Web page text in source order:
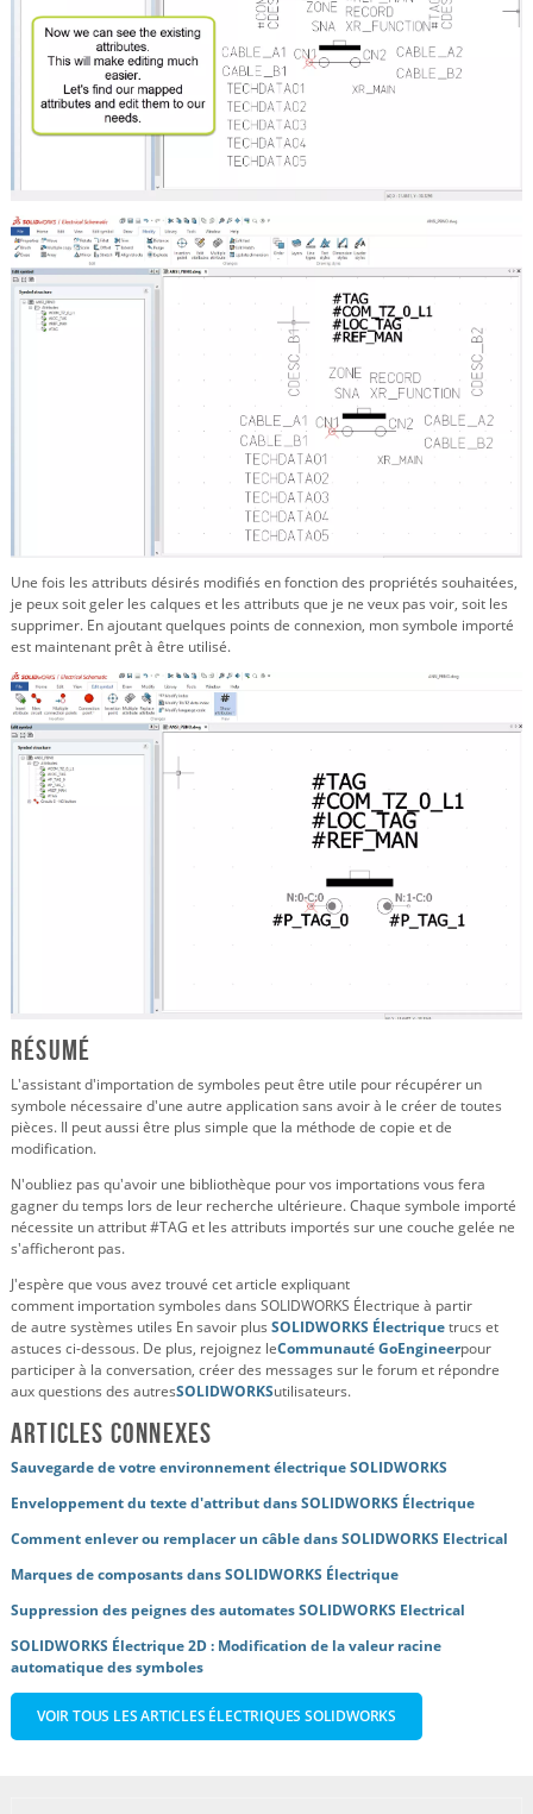
Une fois les attributs désirés modifiés en fonction des propriétés souhaitées,
je peux soit geler les calques et les attributs que je ne veux pas voir, soit les
supprimer. En ajoutant quelques points de connexion, mon symbole importé
est maintenant prêt à être utilisé.
Résumé
L'assistant d'importation de symboles peut être utile pour récupérer un
symbole nécessaire d'une autre application sans avoir à le créer de toutes
pièces. Il peut aussi être plus simple que la méthode de copie et de
modification.
N'oubliez pas qu'avoir une bibliothèque pour vos importations vous fera
gagner du temps lors de leur recherche ultérieure. Chaque symbole importé
nécessite un attribut #TAG et les attributs importés sur une couche gelée ne
s'afficheront pas.
J'espère que vous avez trouvé cet article expliquant
comment importationsymboles dans SOLIDWORKS Électrique à partir
de autre systèmes utiles En savoir plus SOLIDWORKS Électriquetrucs et
astuces ci-dessous. De plus, rejoignez leCommunauté GoEngineerpour
participer à la conversation, créer des messages sur le forum et répondre
aux questions des autresSOLIDWORKSutilisateurs.
Articles connexes
Sauvegarde de votre environnement électrique SOLIDWORKS
Enveloppement du texte d'attribut dans SOLIDWORKS Électrique
Comment enlever ou remplacer un câble dans SOLIDWORKS Electrical
Marques de composants dans SOLIDWORKS Électrique
Suppression des peignes des automates SOLIDWORKS Electrical
SOLIDWORKS Électrique 2D : Modification de la valeur racine
automatique des symboles
VOIR TOUS LES ARTICLES ÉLECTRIQUES SOLIDWORKS